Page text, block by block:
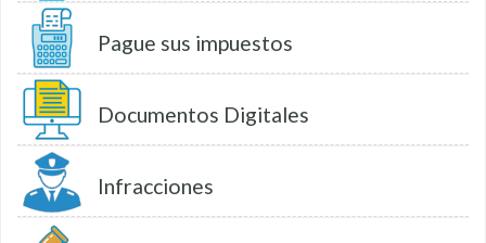
Pague sus impuestos
Documentos Digitales
Infracciones